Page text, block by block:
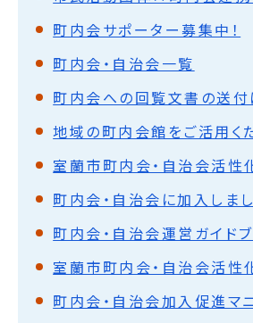
町内会サポーター募集中！
町内会・自治会一覧
町内会への回覧文書の送付
地域の町内会館をご活用く
室蘭市町内会・自治会活性
町内会・自治会に加入しまし
町内会・自治会運営ガイド
町内会・自治会加入促進マ